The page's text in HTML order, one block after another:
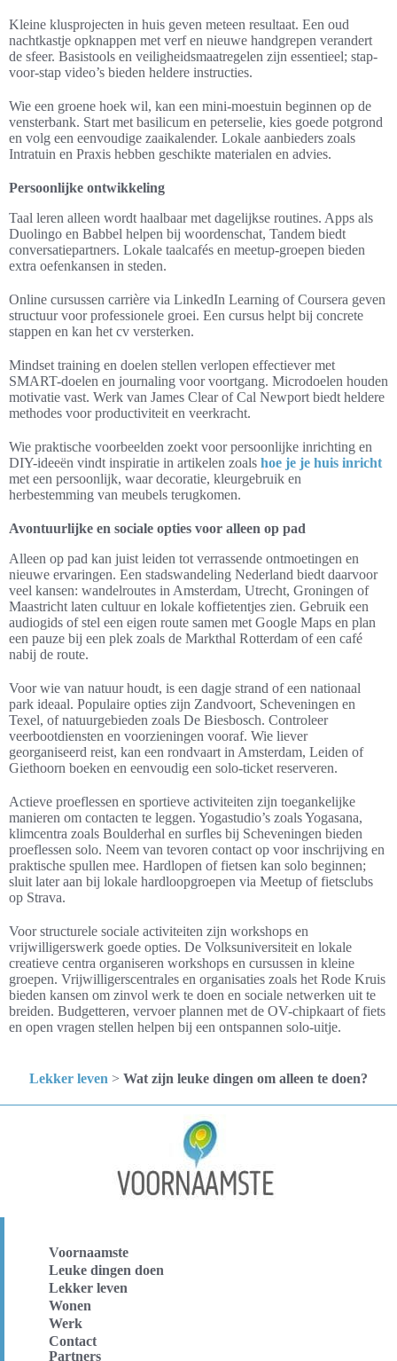
Kleine klusprojecten in huis geven meteen resultaat. Een oud
nachtkastje opknappen met verf en nieuwe handgrepen verandert
de sfeer. Basistools en veiligheidsmaatregelen zijn essentieel; stap-
voor-stap video’s bieden heldere instructies.
Wie een groene hoek wil, kan een mini-moestuin beginnen op de
vensterbank. Start met basilicum en peterselie, kies goede potgrond
en volg een eenvoudige zaaikalender. Lokale aanbieders zoals
Intratuin en Praxis hebben geschikte materialen en advies.
Persoonlijke ontwikkeling
Taal leren alleen wordt haalbaar met dagelijkse routines. Apps als
Duolingo en Babbel helpen bij woordenschat, Tandem biedt
conversatiepartners. Lokale taalcafés en meetup-groepen bieden
extra oefenkansen in steden.
Online cursussen carrière via LinkedIn Learning of Coursera geven
structuur voor professionele groei. Een cursus helpt bij concrete
stappen en kan het cv versterken.
Mindset training en doelen stellen verlopen effectiever met
SMART-doelen en journaling voor voortgang. Microdoelen houden
motivatie vast. Werk van James Clear of Cal Newport biedt heldere
methodes voor productiviteit en veerkracht.
Wie praktische voorbeelden zoekt voor persoonlijke inrichting en
DIY-ideeën vindt inspiratie in artikelen zoals hoe je je huis inricht
met een persoonlijk, waar decoratie, kleurgebruik en
herbestemming van meubels terugkomen.
Avontuurlijke en sociale opties voor alleen op pad
Alleen op pad kan juist leiden tot verrassende ontmoetingen en
nieuwe ervaringen. Een stadswandeling Nederland biedt daarvoor
veel kansen: wandelroutes in Amsterdam, Utrecht, Groningen of
Maastricht laten cultuur en lokale koffietentjes zien. Gebruik een
audiogids of stel een eigen route samen met Google Maps en plan
een pauze bij een plek zoals de Markthal Rotterdam of een café
nabij de route.
Voor wie van natuur houdt, is een dagje strand of een nationaal
park ideaal. Populaire opties zijn Zandvoort, Scheveningen en
Texel, of natuurgebieden zoals De Biesbosch. Controleer
veerbootdiensten en voorzieningen vooraf. Wie liever
georganiseerd reist, kan een rondvaart in Amsterdam, Leiden of
Giethoorn boeken en eenvoudig een solo-ticket reserveren.
Actieve proeflessen en sportieve activiteiten zijn toegankelijke
manieren om contacten te leggen. Yogastudio’s zoals Yogasana,
klimcentra zoals Boulderhal en surfles bij Scheveningen bieden
proeflessen solo. Neem van tevoren contact op voor inschrijving en
praktische spullen mee. Hardlopen of fietsen kan solo beginnen;
sluit later aan bij lokale hardloopgroepen via Meetup of fietsclubs
op Strava.
Voor structurele sociale activiteiten zijn workshops en
vrijwilligerswerk goede opties. De Volksuniversiteit en lokale
creatieve centra organiseren workshops en cursussen in kleine
groepen. Vrijwilligerscentrales en organisaties zoals het Rode Kruis
bieden kansen om zinvol werk te doen en sociale netwerken uit te
breiden. Budgetteren, vervoer plannen met de OV-chipkaart of fiets
en open vragen stellen helpen bij een ontspannen solo-uitje.
Lekker leven > Wat zijn leuke dingen om alleen te doen?
Voornaamste
Leuke dingen doen
Lekker leven
Wonen
Werk
Contact
Partners